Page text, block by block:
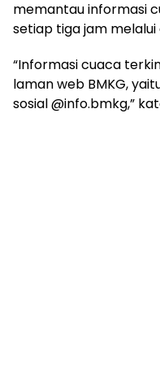
memantau informasi
setiap tiga jam melalui
“Informasi cuaca
laman web BMKG,
sosial @info.bmkg,”